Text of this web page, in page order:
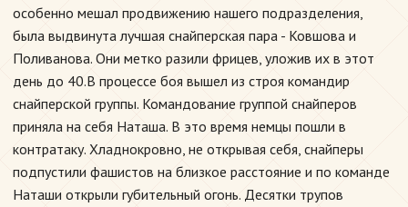
особенно мешал продвижению нашего подразделения,
была выдвинута лучшая снайперская пара - Ковшова и
Поливанова. Они метко разили фрицев, уложив их в этот
день до 40.В процессе боя вышел из строя командир
снайперской группы. Командование группой снайперов
приняла на себя Наташа. В это время немцы пошли в
контратаку. Хладнокровно, не открывая себя, снайперы
подпустили фашистов на близкое расстояние и по команде
Наташи открыли губительный огонь. Десятки трупов